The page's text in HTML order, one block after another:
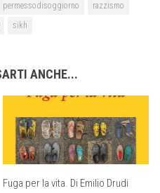
permessodisoggiorno
razzismo
sikh
ANCHE...
Fuga per la vita. Di Emilio Drudi